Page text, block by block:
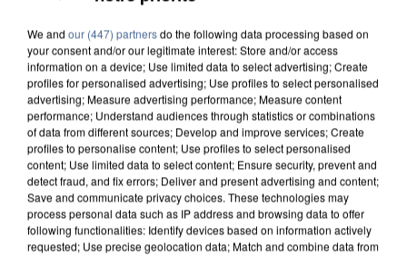
We and our (447) partnersdo the following data processing based on
your consent and/or our legitimate interest: Store and/or access
information on a device; Use limited data to select advertising; Create
profiles for personalised advertising; Use profiles to select personalised
advertising; Measure advertising performance; Measure content
performance; Understand audiences through statistics or combinations
of data from different sources; Develop and improve services; Create
profiles to personalise content; Use profiles to select personalised
content; Use limited data to select content; Ensure security, prevent and
detect fraud, and fix errors; Deliver and present advertising and content;
Save and communicate privacy choices. These technologies may
process personal data such as IP address and browsing data to offer
following functionalities: Identify devices based on information actively
requested; Use precise geolocation data; Match and combine data from